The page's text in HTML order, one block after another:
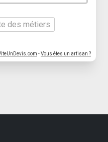
des métiers
-Vous êtes un artisan ?